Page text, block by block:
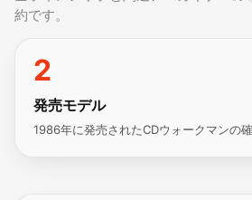
約です。
2
発売モデル
1986年に発売されたCDウォークマンの